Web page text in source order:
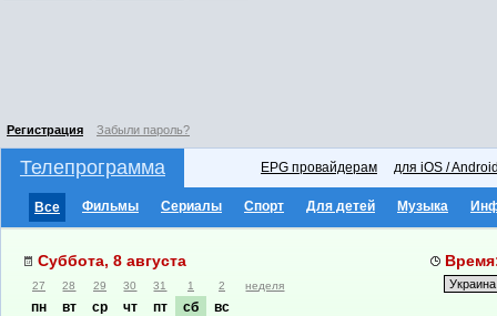
Регистрация Забыли пароль?
Телепрограмма EPG провайдерам для iOS /
Все Фильмы Сериалы Спорт Для детей Музыка
Суббота, 8 августа
27 28 29 30 31 1 2 неделя
пн вт ср чт пт сб вс